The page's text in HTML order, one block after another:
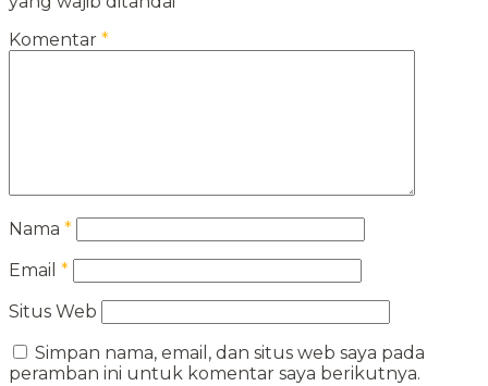
Komentar *
Nama *
Email *
Situs Web
Simpan nama, email, dan situs web saya pada
peramban ini untuk komentar saya berikutnya.